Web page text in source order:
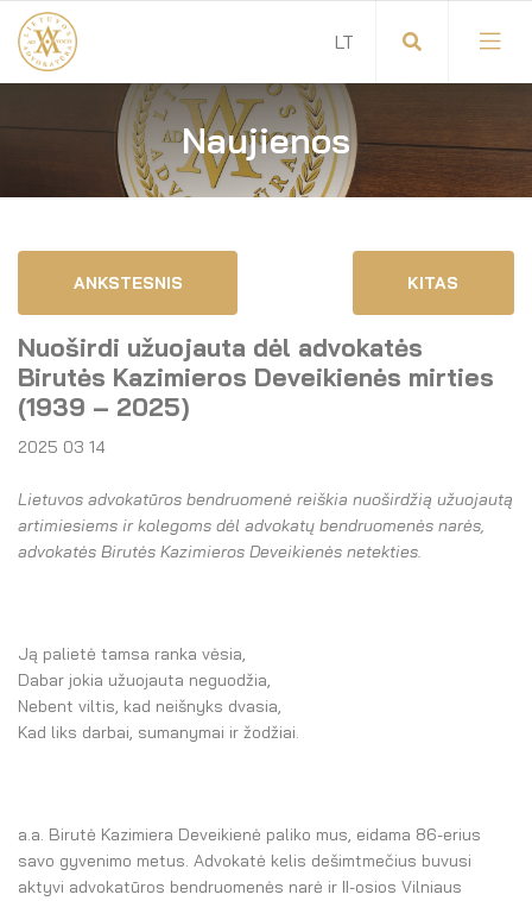
Visuotinis advokatų susirinkimas
Advokatų tarybos pirmininkas
Advokatų taryba
Komitetai
Garbės teismas
Revizijos komisija
Savitarna
Savivaldos teisės aktai
Dokumentų atmintinė
Garbės ženklų registras
El. parduotuvė
LT
FR
Naujienos
ANKSTESNIS KITAS
Nuoširdi užuojauta dėl advokatės
Birutės Kazimieros Deveikienės mirties
(1939 – 2025)
2025 03 14
Lietuvos advokatūros bendruomenė reiškia nuoširdžią užuojautą
artimiesiems ir kolegoms dėl advokatų bendruomenės narės,
advokatės Birutės Kazimieros Deveikienės netekties.
Ją palietė tamsa ranka vėsia,
Dabar jokia užuojauta neguodžia,
Nebent viltis, kad neišnyks dvasia,
Kad liks darbai, sumanymai ir žodžiai.
a.a. Birutė Kazimiera Deveikienė paliko mus, eidama 86-erius
savo gyvenimo metus. Advokatė kelis dešimtmečius buvusi
aktyvi advokatūros bendruomenės narė ir II-osios Vilniaus